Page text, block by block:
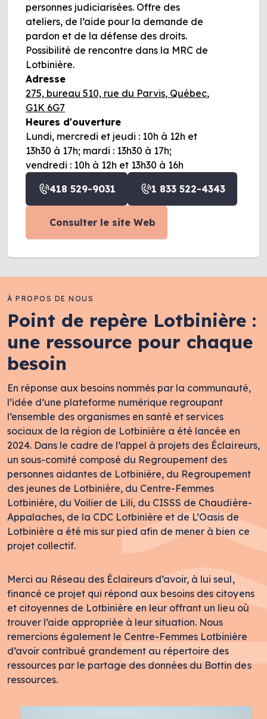
personnes judiciarisées. Offre des
ateliers, de l’aide pour la demande de
pardon et de la défense des droits.
Possibilité de rencontre dans la MRC de
Lotbinière.
Adresse
275, bureau 510, rue du Parvis, Québec,
G1K 6G7
Heures d'ouverture
Lundi, mercredi et jeudi : 10h à 12h et
13h30 à 17h; mardi : 13h30 à 17h;
vendredi : 10h à 12h et 13h30 à 16h
418 529-9031
1 833 522-4343
Consulter le site Web
À PROPOS DE NOUS
Point de repère Lotbinière :
une ressource pour chaque
besoin
En réponse aux besoins nommés par la communauté,
l’idée d’une plateforme numérique regroupant
l’ensemble des organismes en santé et services
sociaux de la région de Lotbinière a été lancée en
2024. Dans le cadre de l’appel à projets des Éclaireurs,
un sous-comité composé du Regroupement des
personnes aidantes de Lotbinière, du Regroupement
des jeunes de Lotbinière, du Centre-Femmes
Lotbinière, du Voilier de Lili, du CISSS de Chaudière-
Appalaches, de la CDC Lotbinière et de L’Oasis de
Lotbinière a été mis sur pied afin de mener à bien ce
projet collectif.
Merci au Réseau des Éclaireurs d’avoir, à lui seul,
financé ce projet qui répond aux besoins des citoyens
et citoyennes de Lotbinière en leur offrant un lieu où
trouver l’aide appropriée à leur situation. Nous
remercions également le Centre-Femmes Lotbinière
d’avoir contribué grandement au répertoire des
ressources par le partage des données du Bottin des
ressources.